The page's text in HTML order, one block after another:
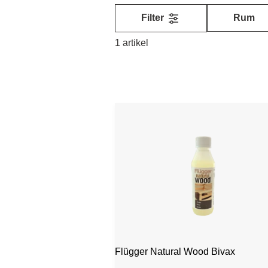
1 artikel
Filter Rum
Flügger Natural Wood Bivax